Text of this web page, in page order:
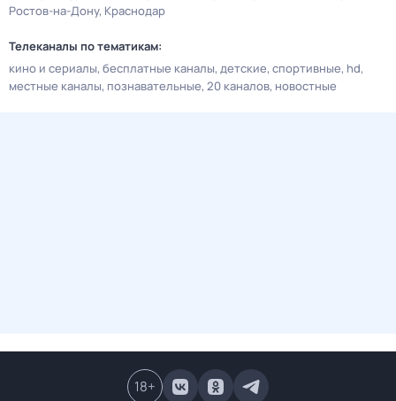
Ростов-на-Дону Краснодар
Телеканалы по тематикам:
кино и сериалы бесплатные каналы детские спортивные hd
местные каналы познавательные 20 каналов новостные
18+